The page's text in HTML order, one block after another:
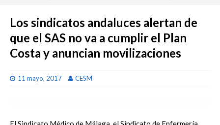
Los sindicatos andaluces alertan de
que el SAS no va a cumplir el Plan
Costa y anuncian movilizaciones
11 mayo, 2017 CESM